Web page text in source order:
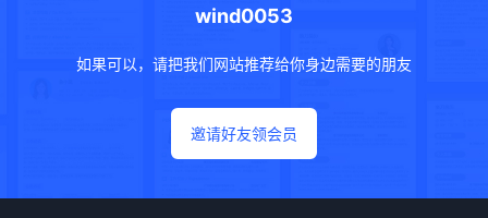
wind0053
如果可以，请把我们网站推荐给你身边需要的朋友
邀请好友领会员